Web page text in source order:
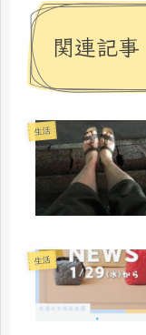
関連記事
生活
生活